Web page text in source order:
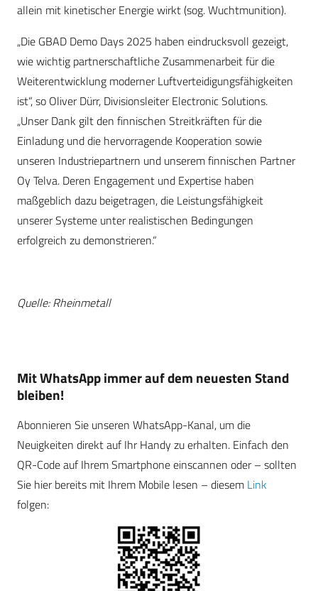
allein mit kinetischer Energie wirkt (sog. Wuchtmunition).
„Die GBAD Demo Days 2025 haben eindrucksvoll gezeigt,
wie wichtig partnerschaftliche Zusammenarbeit für die
Weiterentwicklung moderner Luftverteidigungsfähigkeiten
ist“, so Oliver Dürr, Divisionsleiter Electronic Solutions.
„Unser Dank gilt den finnischen Streitkräften für die
Einladung und die hervorragende Kooperation sowie
unseren Industriepartnern und unserem finnischen Partner
Oy Telva. Deren Engagement und Expertise haben
maßgeblich dazu beigetragen, die Leistungsfähigkeit
unserer Systeme unter realistischen Bedingungen
erfolgreich zu demonstrieren.“
Quelle: Rheinmetall
Mit WhatsApp immer auf dem neuesten Stand
bleiben!
Abonnieren Sie unseren WhatsApp-Kanal, um die
Neuigkeiten direkt auf Ihr Handy zu erhalten. Einfach den
QR-Code auf Ihrem Smartphone einscannen oder – sollten
Sie hier bereits mit Ihrem Mobile lesen – diesem Link
folgen: